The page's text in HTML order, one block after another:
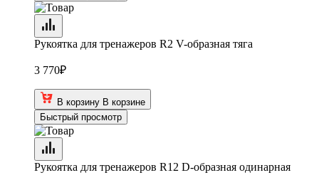
Рукоятка для тренажеров R2 V-образная тяга
3 770₽
В корзину В корзине
Быстрый просмотр
Рукоятка для тренажеров R12 D-образная одинарная